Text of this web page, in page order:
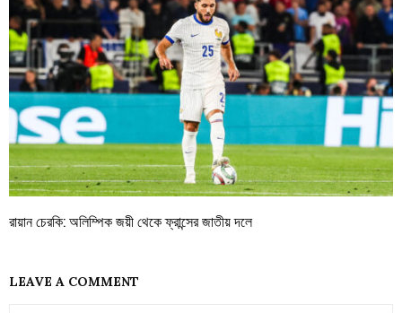
রায়ান চেরকি: অলিম্পিক জয়ী থেকে ফ্রান্সের জাতীয় দলে
LEAVE A COMMENT